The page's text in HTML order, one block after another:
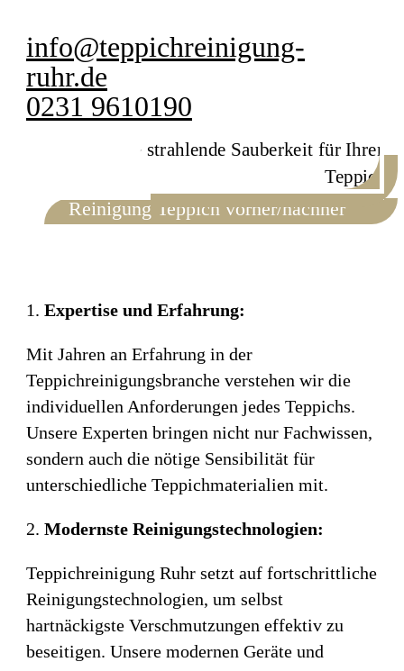
info@teppichreinigung-
ruhr.de
0231 9610190
Reinigung Teppich vorher/nachher
Expertise und Erfahrung:
Mit Jahren an Erfahrung in der
Teppichreinigungsbranche verstehen wir die
individuellen Anforderungen jedes Teppichs.
Unsere Experten bringen nicht nur Fachwissen,
sondern auch die nötige Sensibilität für
unterschiedliche Teppichmaterialien mit.
Modernste Reinigungstechnologien:
Teppichreinigung Ruhr setzt auf fortschrittliche
Reinigungstechnologien, um selbst
hartnäckigste Verschmutzungen effektiv zu
beseitigen. Unsere modernen Geräte und